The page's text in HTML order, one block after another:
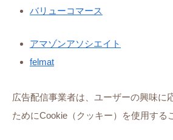
バリューコマース
アマゾンアソシエイト
felmat
広告配信事業者は、ユーザーの興味に
ためにCookie（クッキー）を使用する